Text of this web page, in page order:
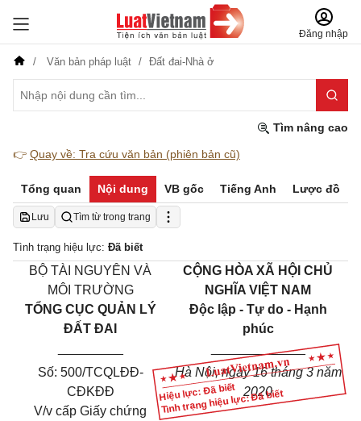
Đăng nhập
Văn bản pháp luật Đất đai-Nhà ở
Tìm nâng cao
👉 Quay về: Tra cứu văn bản (phiên bản cũ)
Tổng quan Nội dung VB gốc Tiếng Anh Lược đồ
Lưu Tìm từ trong trang
Tình trạng hiệu lực: Đã biết
Hiệu lực: Đã biết
Tình trạng hiệu lực: Đã biết
BỘ TÀI NGUYÊN VÀ
MÔI TRƯỜNG
TỔNG CỤC QUẢN LÝ
ĐẤT ĐAI
CỘNG HÒA XÃ HỘI CHỦ
NGHĨA VIỆT NAM
Độc lập - Tự do - Hạnh
phúc
_____________
Số: 500/TCQLĐĐ-
CĐKĐĐ
V/v cấp Giấy chứng
Hà Nội, ngày 16 tháng 3 năm
2020